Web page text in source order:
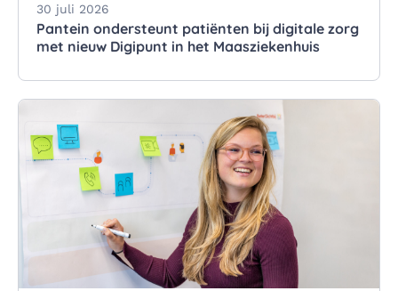
30 juli 2026
Pantein ondersteunt patiënten bij digitale zorg
met nieuw Digipunt in het Maasziekenhuis